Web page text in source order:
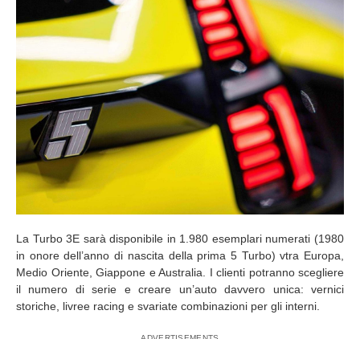
La Turbo 3E sarà disponibile in 1.980 esemplari numerati (1980
in onore dell’anno di nascita della prima 5 Turbo) vtra Europa,
Medio Oriente, Giappone e Australia. I clienti potranno scegliere
il numero di serie e creare un’auto davvero unica: vernici
storiche, livree racing e svariate combinazioni per gli interni.